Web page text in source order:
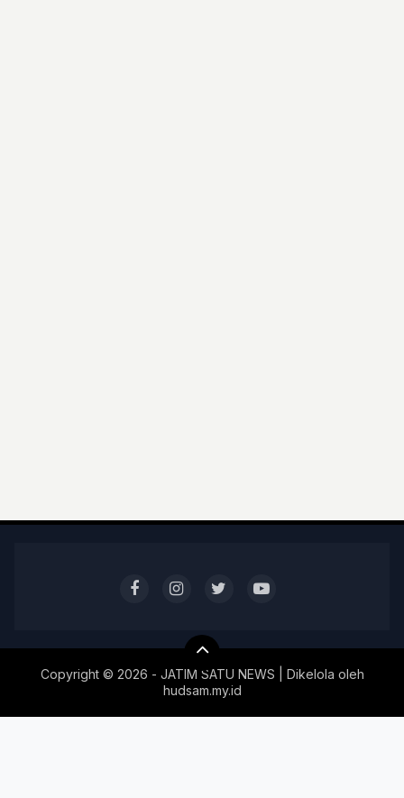
Copyright © 2026 - JATIM SATU NEWS | Dikelola oleh
hudsam.my.id